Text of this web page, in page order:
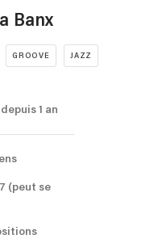
Banx
GROOVE JAZZ
1 an
(peut se